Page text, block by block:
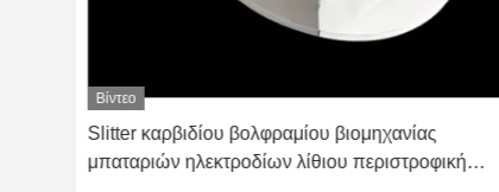
Βίντεο
Slitter καρβιδίου βολφραμίου βιομηχανίας
μπαταριών ηλεκτροδίων λίθιου περιστροφική